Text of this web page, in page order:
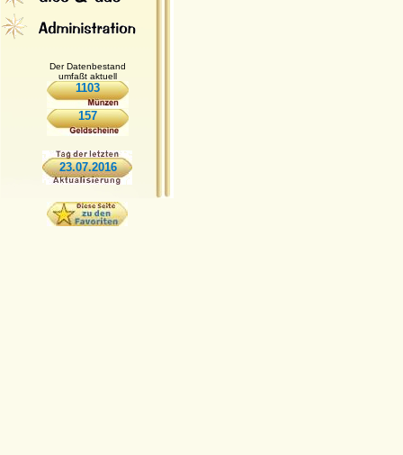
Der Datenbestand
umfaßt aktuell
1103
157
23.07.2016